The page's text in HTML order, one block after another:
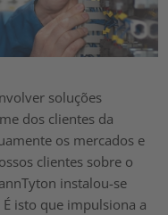
soluções
dos clientes da
os mercados e
clientes sobre o
instalou-se
isto que impulsiona a